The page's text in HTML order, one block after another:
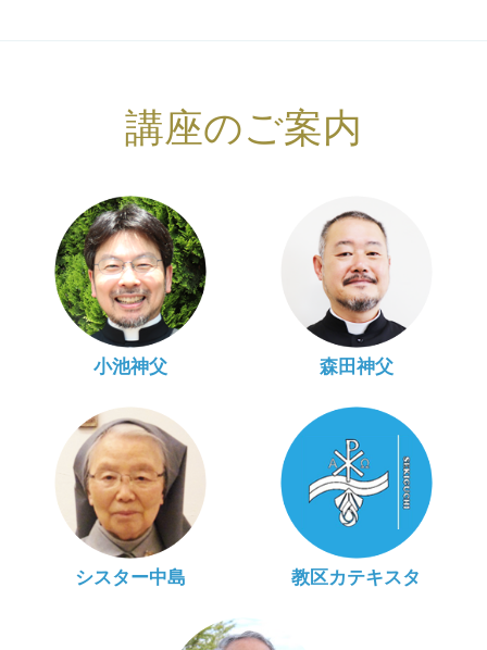
講座のご案内
小池神父 森田神父
シスター中島 教区カテキスタ